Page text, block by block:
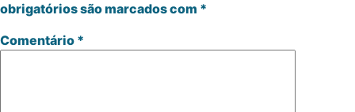
obrigatórios são marcados com *
Comentário *